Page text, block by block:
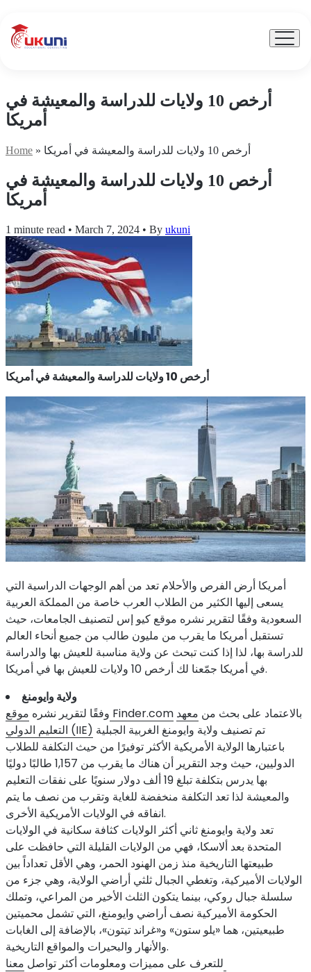
|
Expert
Menu
أرخص 10 ولايات للدراسة والمعيشة في
أمريكا
Home » أرخص 10 ولايات للدراسة والمعيشة في أمريكا
أرخص 10 ولايات للدراسة والمعيشة في
أمريكا
1 minute read • March 7, 2024 • By ukuni
أرخص 10 ولايات للدراسة والمعيشة في أمريكا
أمريكا أرض الفرص والأحلام تعد من أهم الوجهات الدراسية التي
يسعى إليها الكثير من الطلاب العرب خاصة من المملكة العربية
السعودية وفقًا لتقرير نشره موقع كيو إس لتصنيف الجامعات، حيث
تستقبل أمريكا ما يقرب من مليون طالب من جميع أنحاء العالم
للدراسة بها، لذا إذا كنت تبحث عن ولاية مناسبة للعيش بها والدراسة
في أمريكا جمّعنا لك أرخص 10 ولايات للعيش بها في أمريكا.
ولاية وايومنغ
وفقًا لتقرير نشره موقع Finder.com بالاعتماد على بحث من معهد
التعليم الدولي (IIE)
باعتبارها الولاية الأمريكية الأكثر توفيرًا من حيث التكلفة للطلاب
الدوليين، حيث وجد التقرير أن هناك ما يقرب من 1,157 طالبًا دوليًا
بها يدرس بتكلفة تبلغ 19 ألف دولار سنويًا على نفقات التعليم
والمعيشة لذا تعد التكلفة منخفضة للغاية وتقرب من نصف ما يتم
انفاقه في الولايات الأمريكية الأخرى.
تعد ولاية وايومنغ ثاني أكثر الولايات كثافة سكانية في الولايات
المتحدة بعد ألاسكا، فهي من الولايات القليلة التي حافظت على
طبيعتها التاريخية منذ زمن الهنود الحمر، وهي الأقل تعداداً بين
الولايات الأميركية، وتغطي الجبال ثلثي أراضي الولاية، وهي جزء من
سلسلة جبال روكي، بينما يتكون الثلث الأخير من المراعي، وتملك
الحكومة الأميركية نصف أراضي وايومنغ، التي تشمل محميتين
طبيعيتين، هما «يلو ستون» و«غراند تيتون»، بالإضافة إلى الغابات
والأنهار والبحيرات والمواقع التاريخية.
للتعرف على مميزات ومعلومات أكثر تواصل